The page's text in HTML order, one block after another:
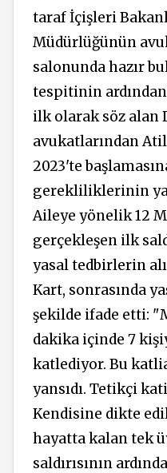
taraf İçişleri
Müdürlüğünün
salonunda hazır
tespitinin
ilk olarak söz alan
avukatlarından
2023'te
gerekliliklerinin
Aileye yönelik 12
gerçekleşen ilk
yasal tedbirlerin
Kart, sonrasında
şekilde ifade etti:
dakika içinde 7
katlediyor. Bu
yansıdı. Tetikçi
Kendisine dikte
hayatta kalan tek
saldırısının